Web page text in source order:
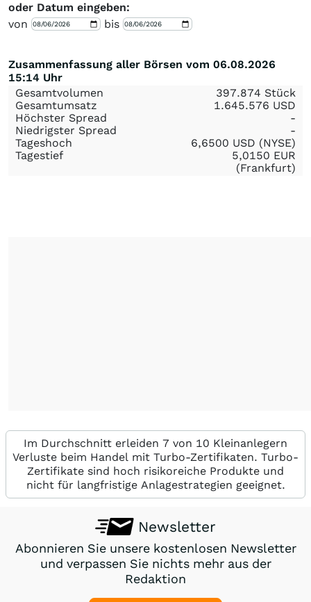
oder Datum eingeben:
von
bis
Zusammenfassung aller Börsen vom 06.08.2026
15:14 Uhr
Gesamtvolumen
397.874 Stück
Gesamtumsatz
1.645.576 USD
Höchster Spread
-
Niedrigster Spread
-
Tageshoch
6,6500 USD (NYSE)
Tagestief
5,0150 EUR
(Frankfurt)
Im Durchschnitt erleiden 7 von 10 Kleinanlegern
Verluste beim Handel mit Turbo-Zertifikaten. Turbo-
Zertifikate sind hoch risikoreiche Produkte und
nicht für langfristige Anlagestrategien geeignet.
Newsletter
Abonnieren Sie unsere kostenlosen Newsletter
und verpassen Sie nichts mehr aus der
Redaktion